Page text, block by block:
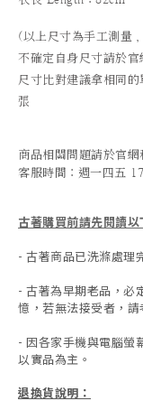
(以上尺寸為手工測量
不確定自身尺寸請於
尺寸比對建議拿相同
張
商品相關問題請於官
客服時間 ：週一四五
古著購買前請先閱讀以
- 古著商品已洗滌處理
- 古著為早期老品，必
憶，若無法接受者，請
- 因各家手機與電腦螢
以實品為主。
退換貨說明：